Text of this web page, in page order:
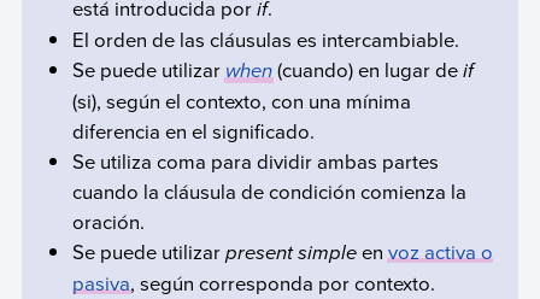
está introducida porif.
El orden de las cláusulas es intercambiable.
Se puede utilizarwhen(cuando) en lugar deif
(si), según el contexto, con una mínima
diferencia en el significado.
Se utiliza coma para dividir ambas partes
cuando la cláusula de condición comienza la
oración.
Se puede utilizarpresent simpleenvoz activa o
pasiva, según corresponda por contexto.